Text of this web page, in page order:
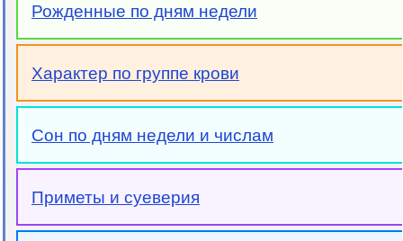
Рожденные по дням недели
Характер по группе крови
Сон по дням недели и числам
Приметы и суеверия